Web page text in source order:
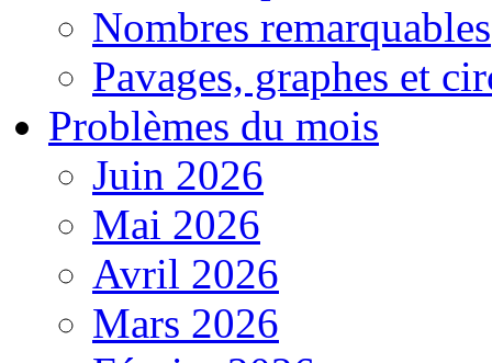
Nombres remarquables
Pavages, graphes et
Problèmes du mois
Juin 2026
Mai 2026
Avril 2026
Mars 2026